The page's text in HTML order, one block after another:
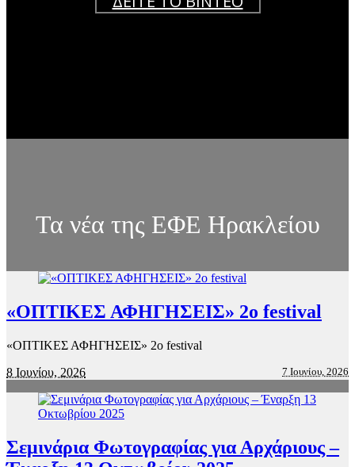
Τα νέα της ΕΦΕ Ηρακλείου
«ΟΠΤΙΚΕΣ ΑΦΗΓΗΣΕΙΣ» 2o festival
«ΟΠΤΙΚΕΣ ΑΦΗΓΗΣΕΙΣ» 2o festival
7 Ιουνίου, 2026
8 Ιουνίου, 2026
Σεμινάρια Φωτογραφίας για Αρχάριους –